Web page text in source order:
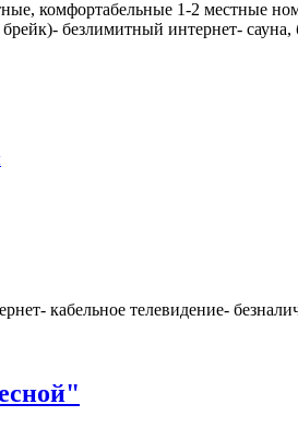
комфортабельные 1-2 местные
безлимитный интернет- сауна,
кабельное телевидение-